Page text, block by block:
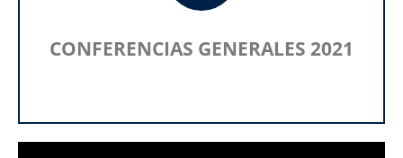
CONFERENCIAS GENERALES 2021